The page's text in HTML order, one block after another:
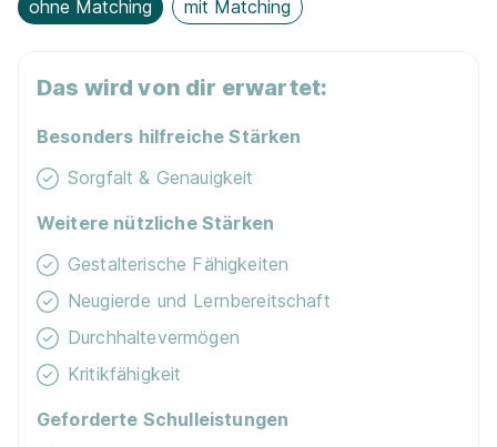
ohne Matching mit Matching
Das wird von dir erwartet:
Besonders hilfreiche Stärken
Sorgfalt & Genauigkeit
Weitere nützliche Stärken
Gestalterische Fähigkeiten
Neugierde und Lernbereitschaft
Durchhaltevermögen
Kritikfähigkeit
Geforderte Schulleistungen